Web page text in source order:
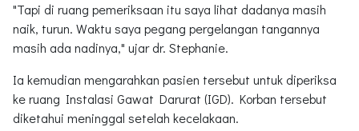
"Tapi di ruang pemeriksaan itu saya lihat dadanya masih
naik, turun. Waktu saya pegang pergelangan tangannya
masih ada nadinya," ujar dr. Stephanie.
Ia kemudian mengarahkan pasien tersebut untuk diperiksa
ke ruang Instalasi Gawat Darurat (IGD). Korban tersebut
diketahui meninggal setelah kecelakaan.